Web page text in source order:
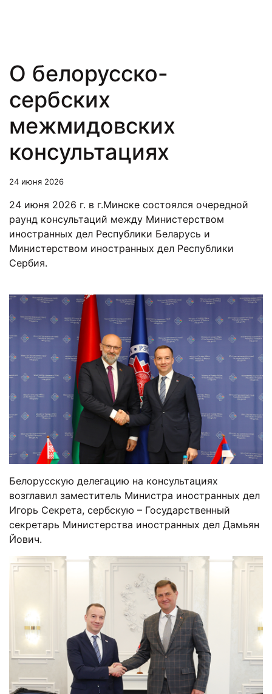
О белорусско-
сербских
межмидовских
консультациях
24 июня 2026
24 июня 2026 г. в г.Минске состоялся очередной
раунд консультаций между Министерством
иностранных дел Республики Беларусь и
Министерством иностранных дел Республики
Сербия.
Белорусскую делегацию на консультациях
возглавил заместитель Министра иностранных дел
Игорь Секрета, сербскую – Государственный
секретарь Министерства иностранных дел Дамьян
Йович.